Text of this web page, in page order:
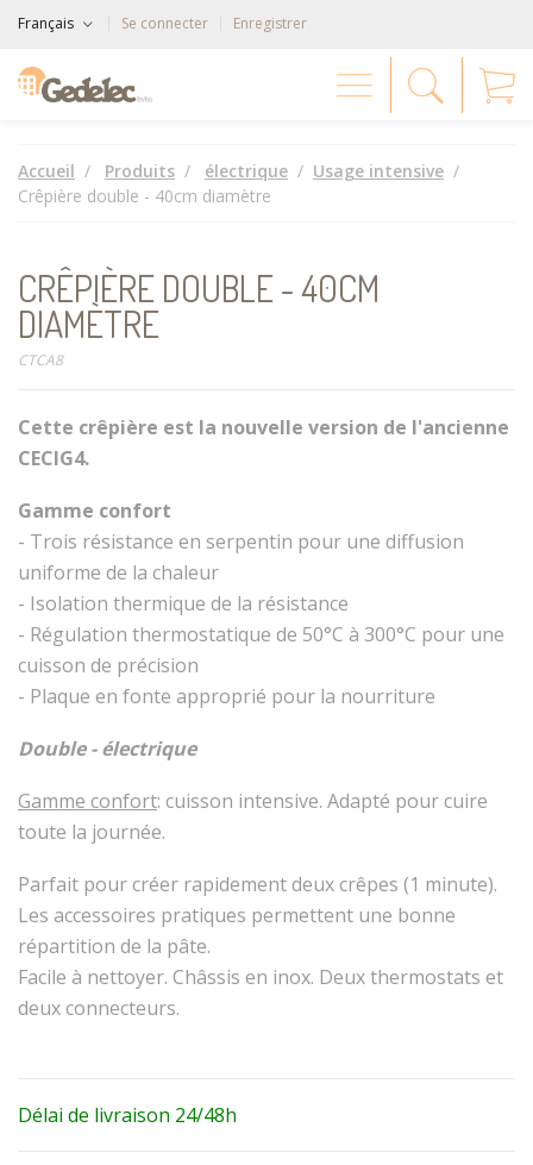
Français Se connecter Enregistrer
Accueil Produits électrique
Usage intensive
Crêpière double - 40cm diamètre
CRÊPIÈRE DOUBLE - 40CM
DIAMÈTRE
CTCA8
Cette crêpière est la nouvelle version de l'ancienne
CECIG4.
Gamme confort
- Trois résistance en serpentin pour une diffusion
uniforme de la chaleur
- Isolation thermique de la résistance
- Régulation thermostatique de 50°C à 300°C pour une
cuisson de précision
- Plaque en fonte approprié pour la nourriture
Double - électrique
Gamme confort: cuisson intensive. Adapté pour cuire
toute la journée.
Parfait pour créer rapidement deux crêpes (1 minute).
Les accessoires pratiques permettent une bonne
répartition de la pâte.
Facile à nettoyer. Châssis en inox. Deux thermostats et
deux connecteurs.
Délai de livraison 24/48h